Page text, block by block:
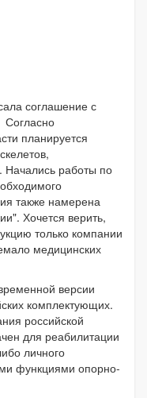
соглашение с
Согласно
планируется
Начались работы по
также намерена
Хочется верить,
только компании
медицинских
версии
комплектующих.
российской
для реабилитации
личного
функциями опорно-